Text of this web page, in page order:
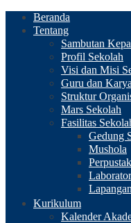
Beranda
Tentang
Sambutan
Profil Sekolah
Visi dan Misi
Guru dan
Struktur
Mars Sekolah
Fasilitas
Gedung
Mushola
Kurikulum
Kalender